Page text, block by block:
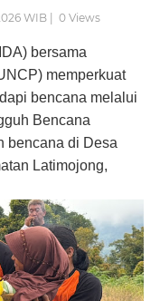
WIB | 0Views
bersama
memperkuat
bencana melalui
Bencana
bencana di Desa
Latimojong,